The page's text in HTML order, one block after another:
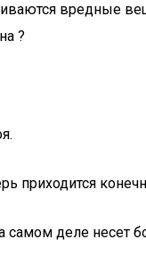
вредные
?
приходится
самом деле несет